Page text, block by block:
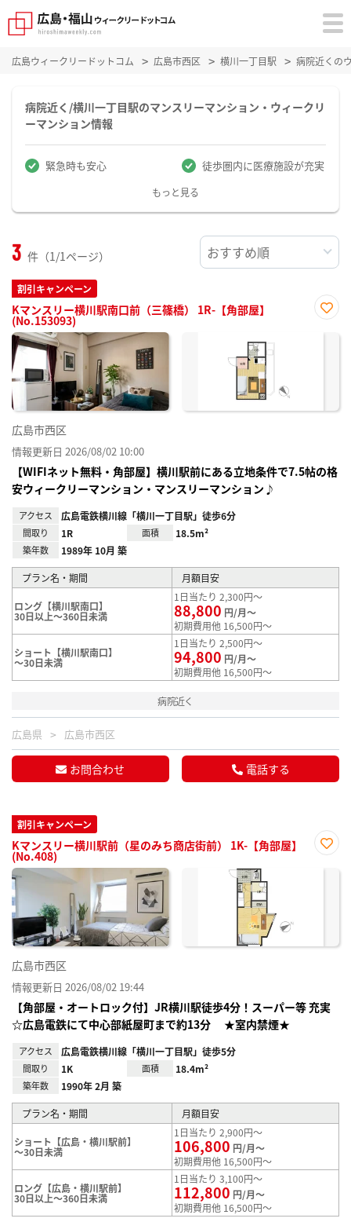
広島ウィークリードットコム 広島市西区 横川一丁目駅 病院近くの
病院近く/横川一丁目駅のマンスリーマンション・ウィークリ
ーマンション情報
緊急時も安心 徒歩圏内に医療施設が充実
もっと見る
3 件（1/1ページ）
割引キャンペーン
Kマンスリー横川駅南口前（三篠橋） 1R-【角部屋】
(No.153093)
に入
広島市西区
情報更新日 2026/08/02 10:00
【WIFIネット無料・角部屋】横川駅前にある立地条件で7.5帖の格
安ウィークリーマンション・マンスリーマンション♪
アクセス 広島電鉄横川線「横川一丁目駅」徒歩6分
間取り 1R 面積 18.5m²
築年数 1989年 10月 築
プラン名・期間 月額目安
ロング【横川駅南口】
30日以上～360日未満
1日当たり 2,300円～
88,800 円/月～
初期費用他 16,500円～
ショート【横川駅南口】
～30日未満
1日当たり 2,500円～
94,800 円/月～
初期費用他 16,500円～
病院近く
広島県 広島市西区
お問合わせ 電話する
割引キャンペーン
Kマンスリー横川駅前（星のみち商店街前） 1K-【角部屋】
(No.408)
に入
広島市西区
情報更新日 2026/08/02 19:44
【角部屋・オートロック付】JR横川駅徒歩4分！スーパー等 充実
☆広島電鉄にて中心部紙屋町まで約13分 ★室内禁煙★
アクセス 広島電鉄横川線「横川一丁目駅」徒歩5分
間取り 1K 面積 18.4m²
築年数 1990年 2月 築
プラン名・期間 月額目安
ショート【広島・横川駅前】
～30日未満
1日当たり 2,900円～
106,800 円/月～
初期費用他 16,500円～
ロング【広島・横川駅前】
30日以上～360日未満
1日当たり 3,100円～
112,800 円/月～
初期費用他 16,500円～